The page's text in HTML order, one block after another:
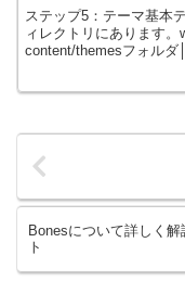
ステップ5：テーマ基本
ィレクトリにあります
content/themesフォルダ
Bonesについて詳しく解
ト